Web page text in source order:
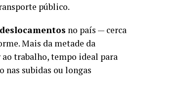
público.
no país — cerca
Mais da metade da
trabalho, tempo ideal para
subidas ou longas